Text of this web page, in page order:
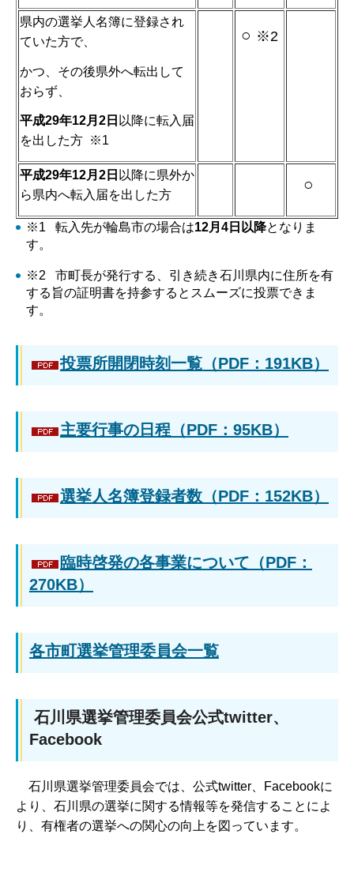
県内の選挙人名簿に登録され
ていた方で、
かつ、その後県外へ転出して
おらず、
平成29年12月2日 以降に転入届
を出した方 ※1
○ ※2
平成29年12月2日 以降に県外か
ら県内へ転入届を出した方
○
※1 転入先が輪島市の場合は12月4日以降となりま
す。
※2 市町長が発行する、引き続き石川県内に住所を有
する旨の証明書を持参するとスムーズに投票できま
す。
投票所開閉時刻一覧（PDF：191KB）
主要行事の日程（PDF：95KB）
選挙人名簿登録者数（PDF：152KB）
臨時啓発の各事業について（PDF：
270KB）
各市町選挙管理委員会一覧
石川県選挙管理委員会公式twitter、
Facebook
石川県選挙管理委員会では、公式twitter、Facebookに
より、石川県の選挙に関する情報等を発信することによ
り、有権者の選挙への関心の向上を図っています。